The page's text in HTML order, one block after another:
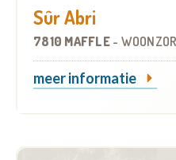
Sûr Abri
7810 MAFFLE -
meer informatie